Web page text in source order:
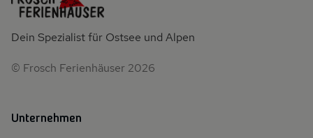
Dein Spezialist für Ostsee und Alpen
© Frosch Ferienhäuser 2026
Unternehmen